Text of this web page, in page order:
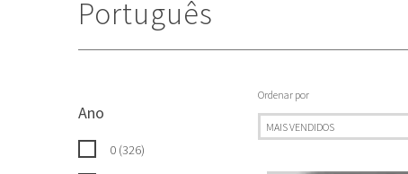
Português
Ano
0 (326)
Ordenar por